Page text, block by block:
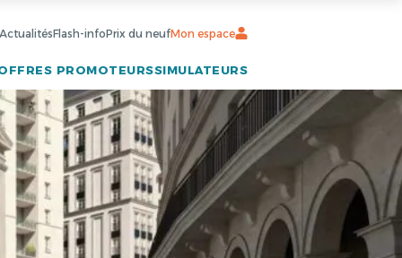
ActualitésFlash-infoPrix du neufMon espace
PROMOTEURSSIMULATEURS